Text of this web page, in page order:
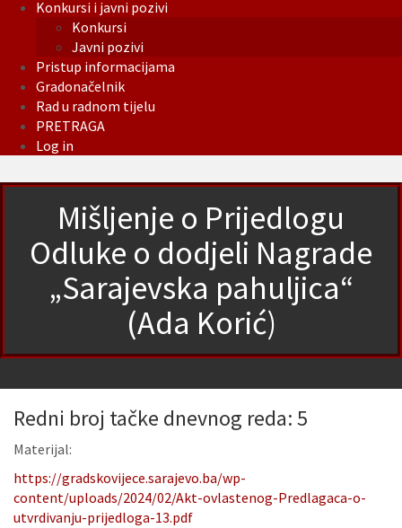
Konkursi i javni pozivi
Konkursi
Javni pozivi
Pristup informacijama
Gradonačelnik
Rad u radnom tijelu
PRETRAGA
Log in
Mišljenje o Prijedlogu
Odluke o dodjeli Nagrade
„Sarajevska pahuljica“
(Ada Korić)
Redni broj tačke dnevnog reda: 5
Materijal:
https://gradskovijece.sarajevo.ba/wp-
content/uploads/2024/02/Akt-ovlastenog-Predlagaca-o-
utvrdivanju-prijedloga-13.pdf